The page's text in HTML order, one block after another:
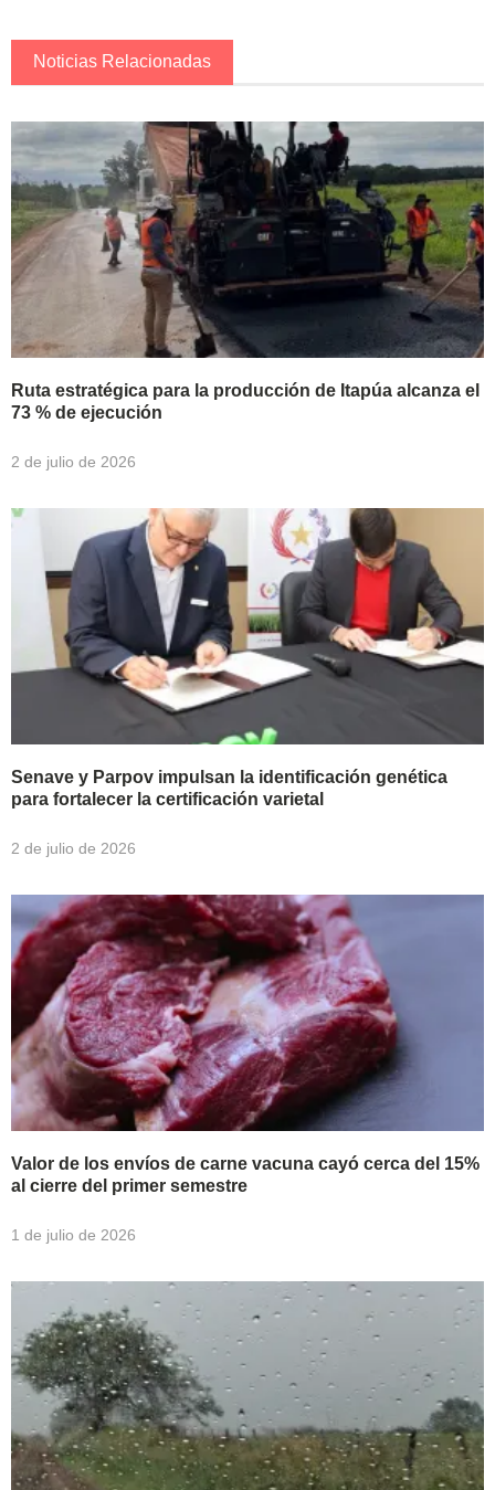
Noticias Relacionadas
Ruta estratégica para la producción de Itapúa alcanza el
73 % de ejecución
2 de julio de 2026
Senave y Parpov impulsan la identificación genética
para fortalecer la certificación varietal
2 de julio de 2026
Valor de los envíos de carne vacuna cayó cerca del 15%
al cierre del primer semestre
1 de julio de 2026